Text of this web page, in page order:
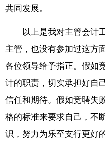
共同发展。
以上是我对主管会计
主管，也没有参加过这方
各位领导给予指正。假如
计的职责，切实承担好自
信任和期待。假如竞聘失
格的标准来要求自己，不
识，努力为乐至支行更好